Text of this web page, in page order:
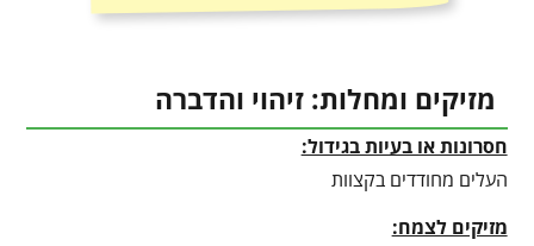
מזיקים ומחלות: זיהוי והדברה
חסרונות או בעיות בגידול:
העלים מחודדים בקצוות
מזיקים לצמח: